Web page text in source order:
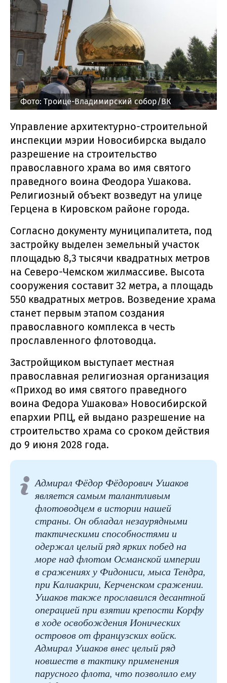
Фото: Троице-Владимирский собор/ВК
Управление архитектурно-строительной
инспекции мэрии Новосибирска выдало
разрешение на строительство
православного храма во имя святого
праведного воина Феодора Ушакова.
Религиозный объект возведут на улице
Герцена в Кировском районе города.
Согласно документу муниципалитета, под
застройку выделен земельный участок
площадью 8,3 тысячи квадратных метров
на Северо-Чемском жилмассиве. Высота
сооружения составит 32 метра, а площадь
550 квадратных метров. Возведение храма
станет первым этапом создания
православного комплекса в честь
прославленного флотоводца.
Застройщиком выступает местная
православная религиозная организация
«Приход во имя святого праведного
воина Федора Ушакова» Новосибирской
епархии РПЦ, ей выдано разрешение на
строительство храма со сроком действия
до 9 июня 2028 года.
Адмирал Фёдор Фёдорович Ушаков
является самым талантливым
флотоводцем в истории нашей
страны. Он обладал незаурядными
тактическими способностями и
одержал целый ряд ярких побед на
море над флотом Османской империи
в сражениях у Фидониси, мыса Тендра,
при Калиакрии, Керченском сражении.
Ушаков также прославился десантной
операцией при взятии крепости Корфу
в ходе освобождения Ионических
островов от французских войск.
Адмирал Ушаков внес целый ряд
новшеств в тактику применения
парусного флота, что позволило ему